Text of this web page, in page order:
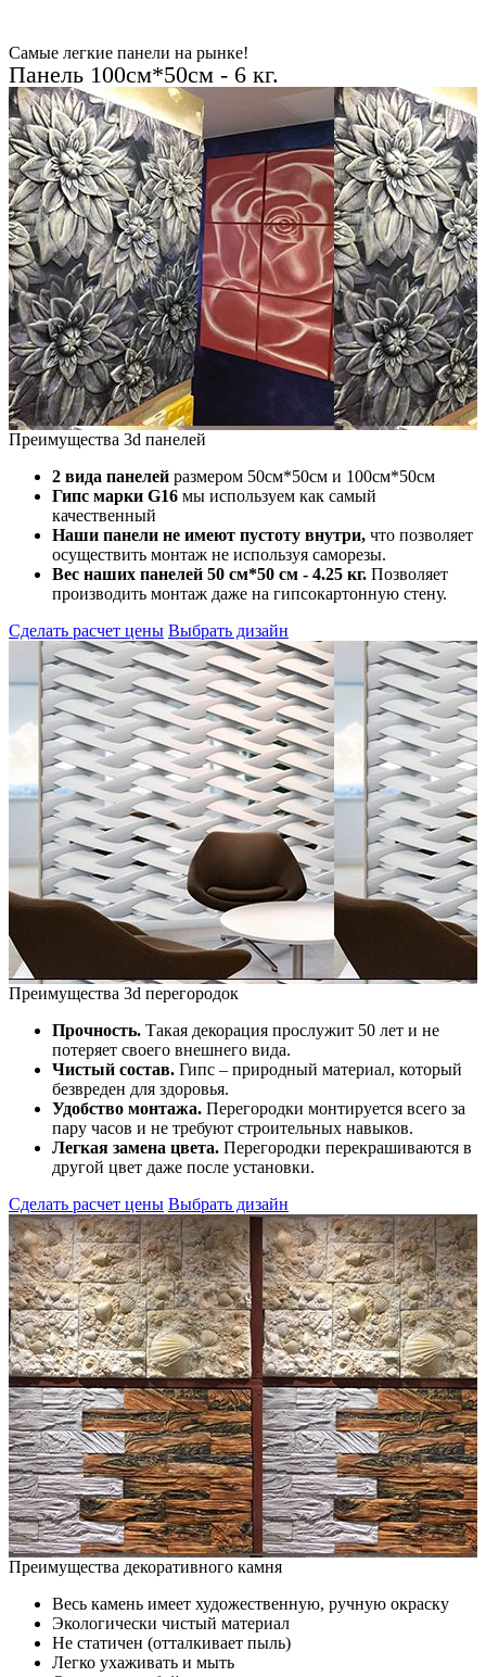
Самые легкие панели на рынке!
Панель 100см*50см - 6 кг.
Преимущества 3d панелей
2 вида панелей размером 50см*50см и 100см*50см
Гипс марки G16 мы используем как самый
качественный
Наши панели не имеют пустоту внутри, что позволяет
осуществить монтаж не используя саморезы.
Вес наших панелей 50 см*50 см - 4.25 кг. Позволяет
производить монтаж даже на гипсокартонную стену.
Сделать расчет цены Выбрать дизайн
Преимущества 3d перегородок
Прочность. Такая декорация прослужит 50 лет и не
потеряет своего внешнего вида.
Чистый состав. Гипс – природный материал, который
безвреден для здоровья.
Удобство монтажа. Перегородки монтируется всего за
пару часов и не требуют строительных навыков.
Легкая замена цвета. Перегородки перекрашиваются в
другой цвет даже после установки.
Сделать расчет цены Выбрать дизайн
Преимущества декоративного камня
Весь камень имеет художественную, ручную окраску
Экологически чистый материал
Не статичен (отталкивает пыль)
Легко ухаживать и мыть